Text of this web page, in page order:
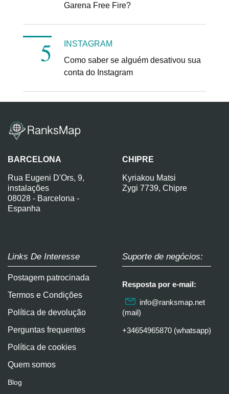
Garena Free Fire?
INSTAGRAM
Como saber se alguém desativou sua
conta do Instagram
BARCELONA
Rua Eugeni D'Ors, 9,
instalações
08028 - Barcelona -
Espanha
CHIPRE
Kyriakou Matsi
Zygi 7739, Chipre
Links De Interesse
Postagem patrocinada
Termos e Condições
Política de devolução
Perguntas frequentes
Política de cookies
Quem somos
Blog
Suporte de negócios:
Resposta por e-mail:
info@ranksmap.net
(mail)
+34654965870 (whatsapp)